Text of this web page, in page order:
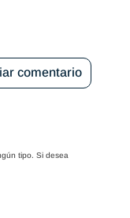
comentario
tipo. Si desea